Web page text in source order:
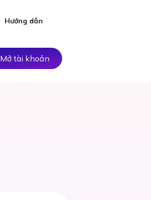
Hướng dẫn
Mở tài khoản